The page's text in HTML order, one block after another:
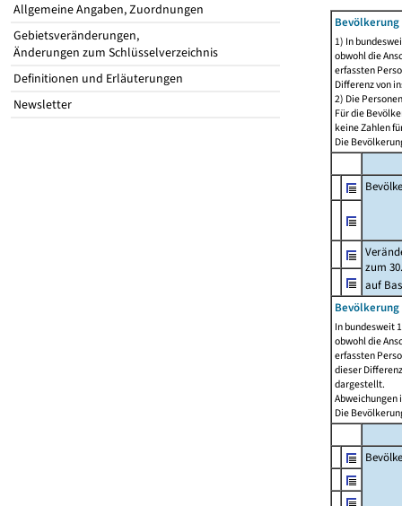
Allgemeine Angaben, Zuordnungen
Gebietsveränderungen,
Änderungen zum Schlüsselverzeichnis
Definitionen und Erläuterungen
Newsletter
1) In
obwohl die
erfassten
Differenz von
2) Die
Für die
keine Zahlen
Die
zum
auf
Bevölkerung
In bundesweit
obwohl die
erfassten
dieser
dargestellt.
Abweichungen
Die